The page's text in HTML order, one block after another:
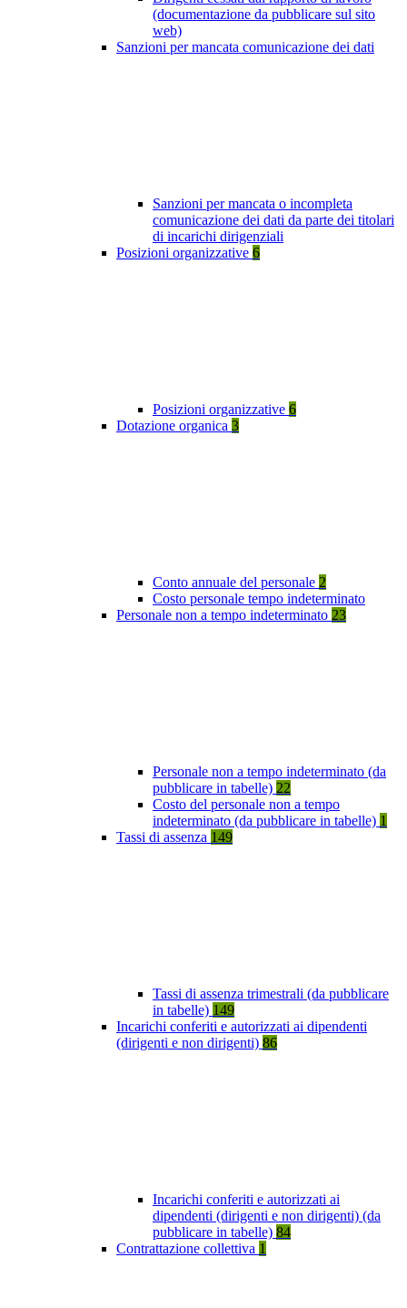
(documentazione da pubblicare sul sito
web)
Sanzioni per mancata comunicazione dei dati
Sanzioni per mancata o incompleta
comunicazione dei dati da parte dei titolari
di incarichi dirigenziali
Posizioni organizzative 6
Posizioni organizzative 6
Dotazione organica 3
Conto annuale del personale 2
Costo personale tempo indeterminato
Personale non a tempo indeterminato 23
Personale non a tempo indeterminato (da
pubblicare in tabelle) 22
Costo del personale non a tempo
indeterminato (da pubblicare in tabelle) 1
Tassi di assenza 149
Tassi di assenza trimestrali (da pubblicare
in tabelle) 149
Incarichi conferiti e autorizzati ai dipendenti
(dirigenti e non dirigenti) 86
Incarichi conferiti e autorizzati ai
dipendenti (dirigenti e non dirigenti) (da
pubblicare in tabelle) 84
Contrattazione collettiva 1